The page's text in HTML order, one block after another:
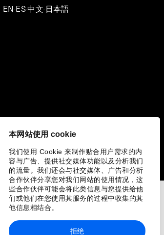
本网站使用 cookie
我们使用 Cookie 来制作贴合用户需求的内
容与广告、提供社交媒体功能以及分析我们
的流量。我们还会与社交媒体、广告和分析
合作伙伴分享您对我们网站的使用情况，这
些合作伙伴可能会将此类信息与您提供给他
们或他们在您使用其服务的过程中收集的其
他信息相结合。
拒绝
EN ▪ES▪中文▪ 日本語